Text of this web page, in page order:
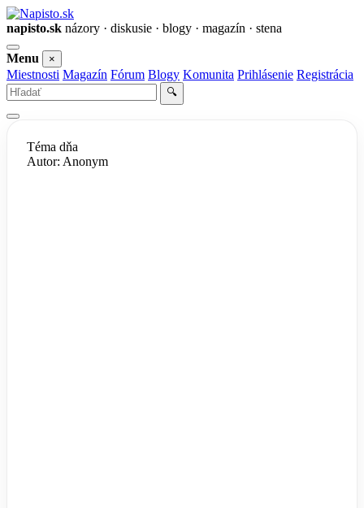
napisto.sk názory · diskusie · blogy · magazín · stena
Otvoriť
menu
Menu ×
Miestnosti Magazín Fórum Blogy Komunita Prihlásenie Registrácia
Vyhľadať
🔍
Téma dňa
Autor: Anonym